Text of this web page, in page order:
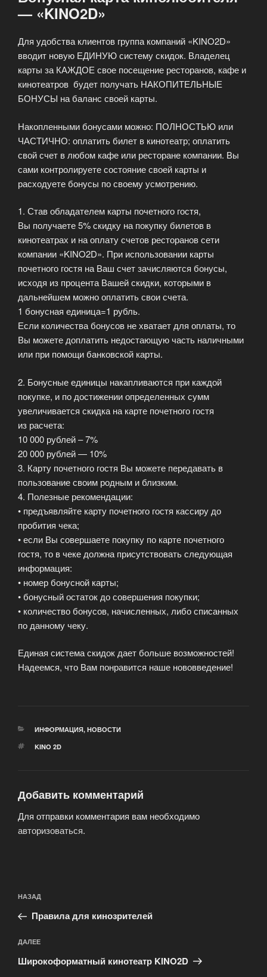
— «KINO2D»
Для удобства клиентов группа компаний «KINO2D»
вводит новую ЕДИНУЮ систему скидок. Владелец
карты за КАЖДОЕ свое посещение ресторанов, кафе и
кинотеатров будет получать НАКОПИТЕЛЬНЫЕ
БОНУСЫ на баланс своей карты.
Накопленными бонусами можно: ПОЛНОСТЬЮ или
ЧАСТИЧНО: оплатить билет в кинотеатр; оплатить
свой счет в любом кафе или ресторане компании. Вы
сами контролируете состояние своей карты и
расходуете бонусы по своему усмотрению.
1. Став обладателем карты почетного гостя,
Вы получаете 5% скидку на покупку билетов в
кинотеатрах и на оплату счетов ресторанов сети
компании «KINO2D». При использовании карты
почетного гостя на Ваш счет зачисляются бонусы,
исходя из процента Вашей скидки, которыми в
дальнейшем можно оплатить свои счета.
1 бонусная единица=1 рубль.
Если количества бонусов не хватает для оплаты, то
Вы можете доплатить недостающую часть наличными
или при помощи банковской карты.
2. Бонусные единицы накапливаются при каждой
покупке, и по достижении определенных сумм
увеличивается скидка на карте почетного гостя
из расчета:
10 000 рублей – 7%
20 000 рублей — 10%
3. Карту почетного гостя Вы можете передавать в
пользование своим родным и близким.
4. Полезные рекомендации:
• предъявляйте карту почетного гостя кассиру до
пробития чека;
• если Вы совершаете покупку по карте почетного
гостя, то в чеке должна присутствовать следующая
информация:
• номер бонусной карты;
• бонусный остаток до совершения покупки;
• количество бонусов, начисленных, либо списанных
по данному чеку.
Единая система скидок дает больше возможностей!
Надеемся, что Вам понравится наше нововведение!
РУБРИКИ
ИНФОРМАЦИЯ, НОВОСТИ
МЕТКИ
KINO 2D
Добавить комментарий
Для отправки комментария вам необходимо
авторизоваться.
по
записям
Предыдущая
запись:
НАЗАД
Правила для кинозрителей
Следующая
запись
ДАЛЕЕ
Широкоформатный кинотеатр KINO2D